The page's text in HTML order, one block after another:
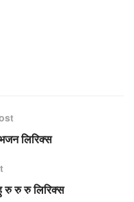
लिरिक्स
रु रु रु लिरिक्स